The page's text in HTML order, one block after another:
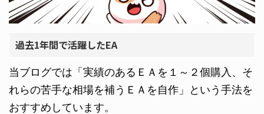
過去1年間で活躍したEA
当ブログでは「実績のあるＥＡを１～２個購入、そ
れらの苦手な相場を補うＥＡを自作」という手法を
おすすめしています。